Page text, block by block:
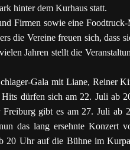
hinter dem Kurhaus statt.
Firmen sowie eine
die Vereine freuen sich, dass
Jahren stellt die
Gala mit Liane, Reiner
dürfen sich am 22. Juli ab
gibt es am 27. Juli ab
das lang ersehnte Konzert
20 Uhr auf die Bühne im